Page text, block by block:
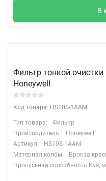
В
Фильтр тонкой
Honeywell
Код товара: HS10S-1AAM
Тип товара:
Фильтр
Производитель:
Honeywell
Артикул:
HS10S-1AAM
Материал колбы:
Бронза
Пропускная способность Kvs,